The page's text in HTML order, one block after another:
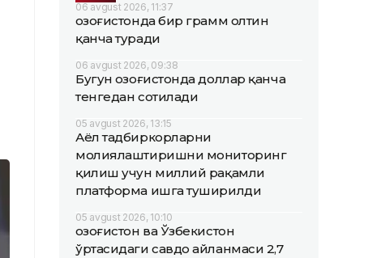
06 avgust 2026, 11:37
Қозоғистонда бир грамм олтин
қанча туради
06 avgust 2026, 09:38
Бугун Қозоғистонда доллар қанча
тенгедан сотилади
05 avgust 2026, 13:15
Аёл тадбиркорларни
молиялаштиришни мониторинг
қилиш учун миллий рақамли
платформа ишга туширилди
05 avgust 2026, 10:10
Қозоғистон ва Ўзбекистон
ўртасидаги савдо айланмаси 2,7